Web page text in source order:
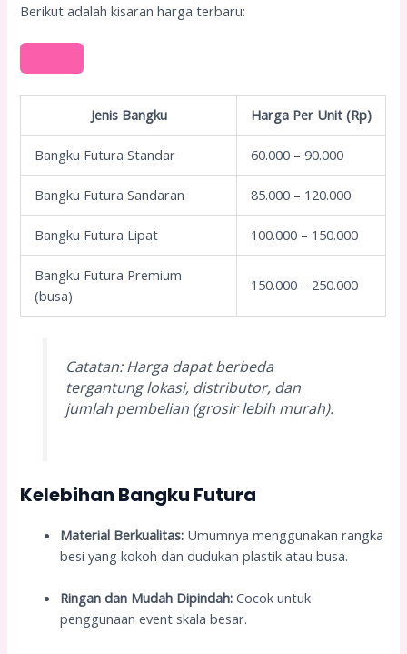
Berikut adalah kisaran harga terbaru:
Jenis Bangku Harga Per Unit (Rp)
Bangku Futura Standar 60.000 – 90.000
Bangku Futura Sandaran 85.000 – 120.000
Bangku Futura Lipat 100.000 – 150.000
Bangku Futura Premium
(busa)
150.000 – 250.000
Catatan: Harga dapat berbeda
tergantung lokasi, distributor, dan
jumlah pembelian (grosir lebih murah).
Kelebihan Bangku Futura
Material Berkualitas: Umumnya menggunakan rangka
besi yang kokoh dan dudukan plastik atau busa.
Ringan dan Mudah Dipindah: Cocok untuk
penggunaan event skala besar.